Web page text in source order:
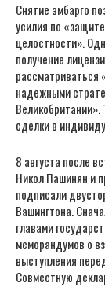
Снятие эмбарго
усилия по
целостности».
получение
рассматриваться
надежными
сделки в
8 августа после
Никол Пашинян и
подписали
Вашингтона.
главами
меморандумов о
выступления
Совместную